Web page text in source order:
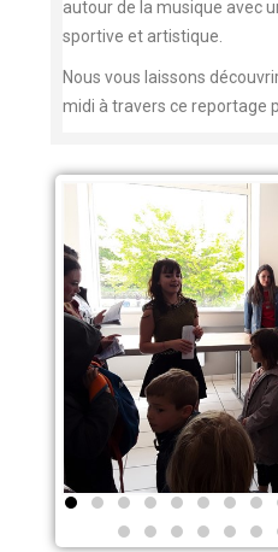
autour de la musique avec
sportive et artistique.
Nous vous laissons
midi à travers ce reportage